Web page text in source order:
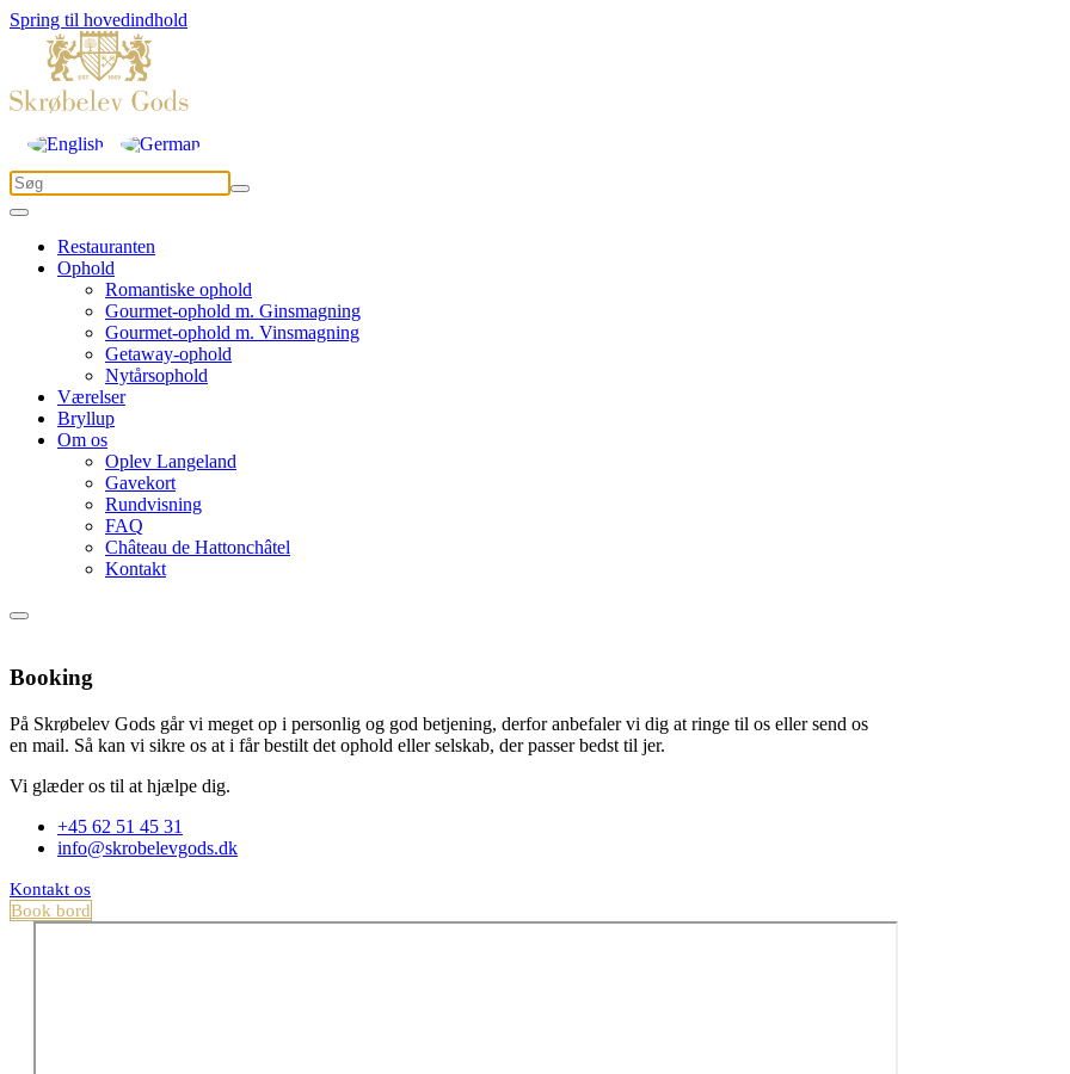
Spring til hovedindhold
Restauranten
Ophold
Romantiske ophold
Gourmet-ophold m. Ginsmagning
Gourmet-ophold m. Vinsmagning
Getaway-ophold
Nytårsophold
Værelser
Bryllup
Om os
Oplev Langeland
Gavekort
Rundvisning
FAQ
Château de Hattonchâtel
Kontakt
Booking
På Skrøbelev Gods går vi meget op i personlig og god betjening, derfor anbefaler vi dig at ringe til os eller send os
en mail. Så kan vi sikre os at i får bestilt det ophold eller selskab, der passer bedst til jer.
Vi glæder os til at hjælpe dig.
+45 62 51 45 31
info@skrobelevgods.dk
Kontakt os
Book bord